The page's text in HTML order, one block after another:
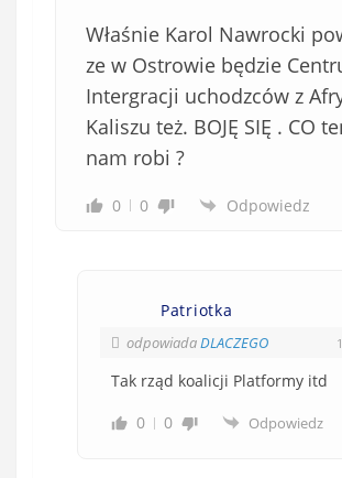
Właśnie Karol Nawrocki
ze w Ostrowie będzie
Intergracji uchodzców z
Kaliszu też. BOJĘ SIĘ . CO
nam robi ?
0 0 Odpowiedz
Patriotka
odpowiadaDLACZEGO
Tak rząd koalicji Platformy itd
0
0 Odpowiedz